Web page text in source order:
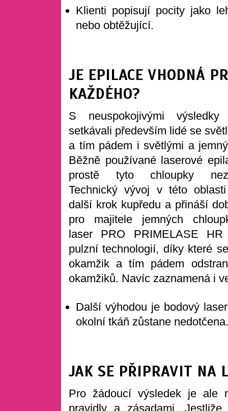
Klienti popisují pocity jako
nebo obtěžující.
JE EPILACE VHODNÁ
KAŽDÉHO?
S neuspokojivými
setkávali především lidé se
a tím pádem i světlými a
Běžně používané laserové
prostě tyto chloupky
Technický vývoj v této
další krok kupředu a přináší
pro majitele jemných
laser PRO PRIMELASE HR
pulzní technologií, díky které
okamžik a tím pádem
okamžiků. Navíc zaznamená i
Další výhodou je bodový
okolní tkáň zůstane
JAK SE PŘIPRAVIT NA
Pro žádoucí výsledek je ale
pravidly a zásadami.